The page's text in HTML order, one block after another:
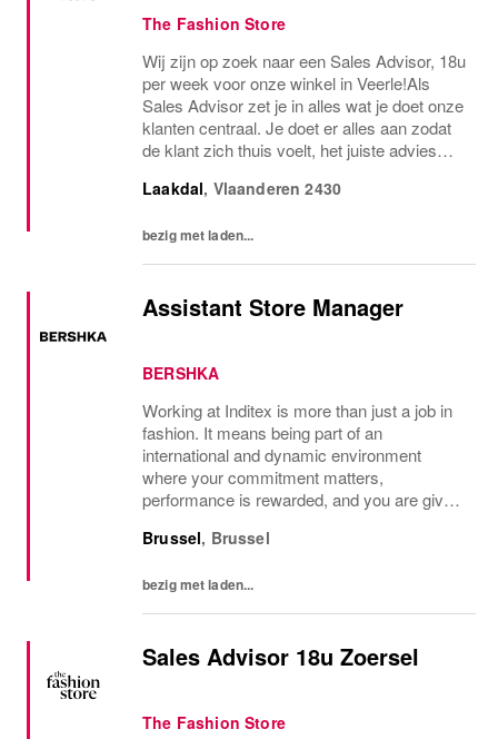
The Fashion Store
Wij zijn op zoek naar een Sales Advisor, 18u
per week voor onze winkel in Veerle!Als
Sales Advisor zet je in alles wat je doet onze
klanten centraal. Je doet er alles aan zodat
de klant zich thuis voelt, het juiste advies
voldoening uit het werken met...
Laakdal, Vlaanderen 2430
bezig met laden...
Assistant Store Manager
BERSHKA
Working at Inditex is more than just a job in
fashion. It means being part of an
international and dynamic environment
where your commitment matters,
performance is rewarded, and you are given
look forward to: Competitive Salary: Your
Brussel, Brussel
bezig met laden...
Sales Advisor 18u Zoersel
The Fashion Store